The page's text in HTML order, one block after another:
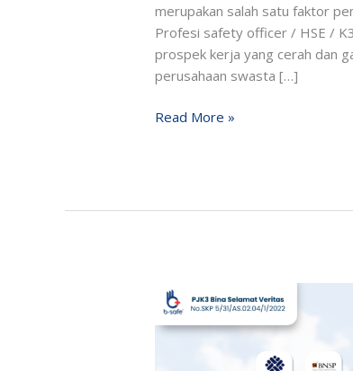
merupakan salah satu faktor
Profesi safety officer / HSE /
prospek kerja yang cerah dan
perusahaan swasta […]
Read More »
Perbedaan
Sertifikasi
K3